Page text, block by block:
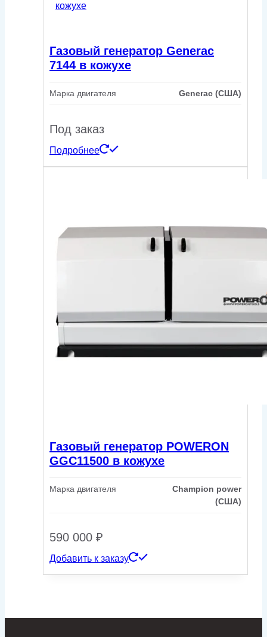
Газовый генератор Generac
7144 в кожухе
Марка двигателя Generac (США)
Под заказ
Подробнее
Газовый генератор POWERON
GGC11500 в кожухе
Марка двигателя
Champion power
(США)
590 000 ₽
Добавить к заказу